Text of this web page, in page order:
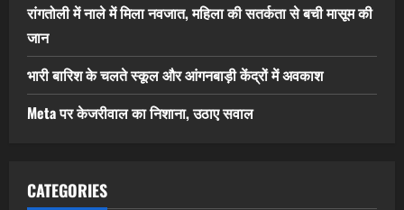
रांगतोली में नाले में मिला नवजात, महिला की सतर्कता से बची मासूम की
जान
भारी बारिश के चलते स्कूल और आंगनबाड़ी केंद्रों में अवकाश
Meta पर केजरीवाल का निशाना, उठाए सवाल
CATEGORIES